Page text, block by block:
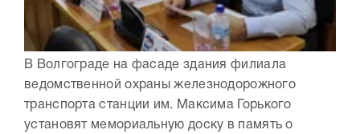
В Волгограде на фасаде здания филиала
ведомственной охраны железнодорожного
транспорта станции им. Максима Горького
установят мемориальную доску в память о